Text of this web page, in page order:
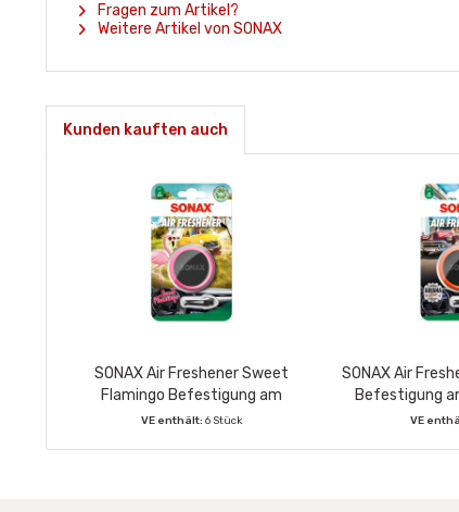
Fragen zum Artikel?
Weitere Artikel von SONAX
Kunden kauften auch
SONAX Air Freshener Sweet
Flamingo Befestigung am
Lüfterschlitz
VE enthält:6 Stück
SONAX Air
Befestigung
VE